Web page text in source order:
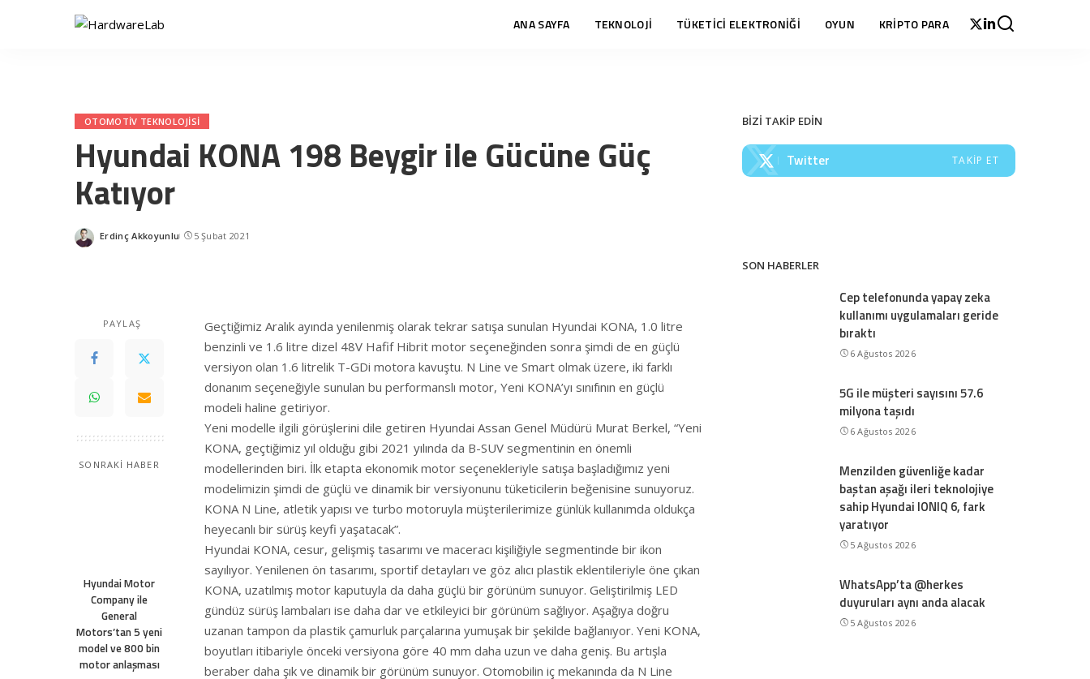
ANA SAYFA TEKNOLOJİ TÜKETİCİ ELEKTRONİĞİ OYUN KRİPTO PARA
OTOMOTIV TEKNOLOJISI
Hyundai KONA 198 Beygir ile Gücüne Güç
Katıyor
Posted
Erdinç Akkoyunlu 5 Şubat 2021
PAYLAŞ
SONRAKİ HABER
Hyundai Motor
Company ile
General
Motors’tan 5 yeni
model ve 800 bin
motor anlaşması
Geçtiğimiz Aralık ayında yenilenmiş olarak tekrar satışa sunulan Hyundai KONA, 1.0 litre
benzinli ve 1.6 litre dizel 48V Hafif Hibrit motor seçeneğinden sonra şimdi de en güçlü
versiyon olan 1.6 litrelik T-GDi motora kavuştu. N Line ve Smart olmak üzere, iki farklı
donanım seçeneğiyle sunulan bu performanslı motor, Yeni KONA’yı sınıfının en güçlü
modeli haline getiriyor.
Yeni modelle ilgili görüşlerini dile getiren Hyundai Assan Genel Müdürü Murat Berkel, “Yeni
KONA, geçtiğimiz yıl olduğu gibi 2021 yılında da B-SUV segmentinin en önemli
modellerinden biri. İlk etapta ekonomik motor seçenekleriyle satışa başladığımız yeni
modelimizin şimdi de güçlü ve dinamik bir versiyonunu tüketicilerin beğenisine sunuyoruz.
KONA N Line, atletik yapısı ve turbo motoruyla müşterilerimize günlük kullanımda oldukça
heyecanlı bir sürüş keyfi yaşatacak”.
Hyundai KONA, cesur, gelişmiş tasarımı ve maceracı kişiliğiyle segmentinde bir ikon
sayılıyor. Yenilenen ön tasarımı, sportif detayları ve göz alıcı plastik eklentileriyle öne çıkan
KONA, uzatılmış motor kaputuyla da daha güçlü bir görünüm sunuyor. Geliştirilmiş LED
gündüz sürüş lambaları ise daha dar ve etkileyici bir görünüm sağlıyor. Aşağıya doğru
uzanan tampon da plastik çamurluk parçalarına yumuşak bir şekilde bağlanıyor. Yeni KONA,
boyutları itibariyle önceki versiyona göre 40 mm daha uzun ve daha geniş. Bu artışla
beraber daha şık ve dinamik bir görünüm sunuyor. Otomobilin iç mekanında da N Line
BİZİ TAKİP EDİN
Twitter TAKIP ET
SON HABERLER
Cep telefonunda yapay zeka
kullanımı uygulamaları geride
bıraktı
6 Ağustos 2026
5G ile müşteri sayısını 57.6
milyona taşıdı
6 Ağustos 2026
Menzilden güvenliğe kadar
baştan aşağı ileri teknolojiye
sahip Hyundai IONIQ 6, fark
yaratıyor
5 Ağustos 2026
WhatsApp’ta @herkes
duyuruları aynı anda alacak
5 Ağustos 2026